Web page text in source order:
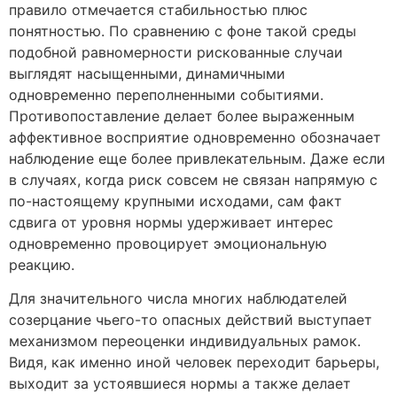
правило отмечается стабильностью плюс
понятностью. По сравнению с фоне такой среды
подобной равномерности рискованные случаи
выглядят насыщенными, динамичными
одновременно переполненными событиями.
Противопоставление делает более выраженным
аффективное восприятие одновременно обозначает
наблюдение еще более привлекательным. Даже если
в случаях, когда риск совсем не связан напрямую с
по-настоящему крупными исходами, сам факт
сдвига от уровня нормы удерживает интерес
одновременно провоцирует эмоциональную
реакцию.
Для значительного числа многих наблюдателей
созерцание чьего-то опасных действий выступает
механизмом переоценки индивидуальных рамок.
Видя, как именно иной человек переходит барьеры,
выходит за устоявшиеся нормы а также делает